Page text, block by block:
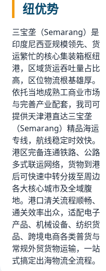
纽优势
三宝垄（Semarang）是
印度尼西亚规模领先、货
运繁忙的核心集装箱枢纽
港，区域货运吞吐量占比
高，区位物流根基雄厚。
依托当地成熟工商业市场
与完善产业配套，我司可
提供天津港直达三宝垄
（Semarang）精品海运
专线，航线稳定时效快。
港区完备连通铁路、公路
多式联运网络，货物到港
后可快速中转分拨至周边
各大核心城市及全域腹
地。港口清关流程顺畅、
通关效率出众，适配电子
产品、机械设备、纺织货
品、跨境电商各类普货与
常规外贸货物运输，一站
式搞定出海物流全流程。